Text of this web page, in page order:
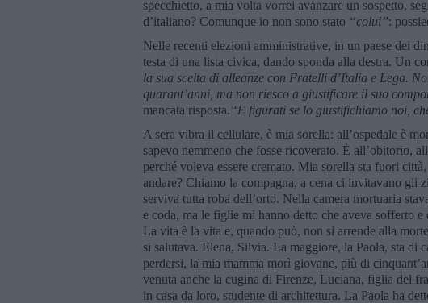
specchietto, a mia volta vorrei avanzare un sospetto,
d’italiano? Comunque io non sono stato “colui”:
Nelle recenti elezioni amministrative, in un paese dei
testa di una lista civica, dando sponda alla destra. Un
la sua scelta di alleanze con Fratelli d’Italia e Lega.
quarant’anni, ma non riesco a giustificare il suo
mancata risposta.“E figurati se lo giustifichiamo noi,
A sera vibra il cellulare, è mia sorella: all’ospedale è
sapevo nemmeno che fosse ricoverato. È all’obitorio,
perché voleva essere cremato. Mia sorella sta fuori
andare? Chiamo la compagna, a cena ci invitavano
serviva tutta roba dell’orto. Nella camera mortuaria
e coda, ma le figlie mi hanno detto che aveva sofferto
La vita è la vita e, quando può, non si arrende alla
si salutava. Elena, Silvia. La maggiore, la Paola, sta di
perdersi, la mia mamma morì giovane, più di
venuta anche la cugina di Firenze, Luciana, figlia del
in casa da loro, studente di architettura. La Paola ha